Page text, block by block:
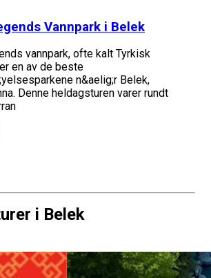
Vannpark i Belek
vannpark, ofte kalt Tyrkisk
en av de beste
n&aelig;r Belek,
Denne heldagsturen varer rundt
i Belek